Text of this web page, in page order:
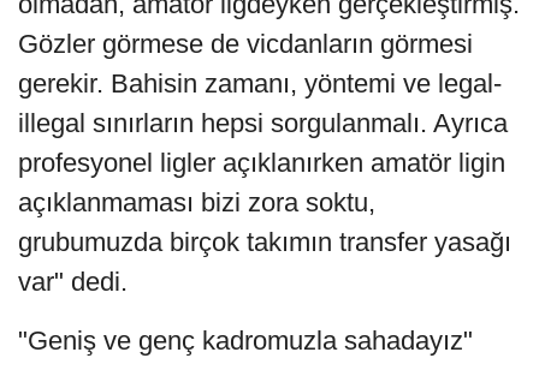
Gözler görmese de vicdanların görmesi
gerekir. Bahisin zamanı, yöntemi ve legal-
illegal sınırların hepsi sorgulanmalı. Ayrıca
profesyonel ligler açıklanırken amatör ligin
açıklanmaması bizi zora soktu,
grubumuzda birçok takımın transfer yasağı
var" dedi.
"Geniş ve genç kadromuzla sahadayız"